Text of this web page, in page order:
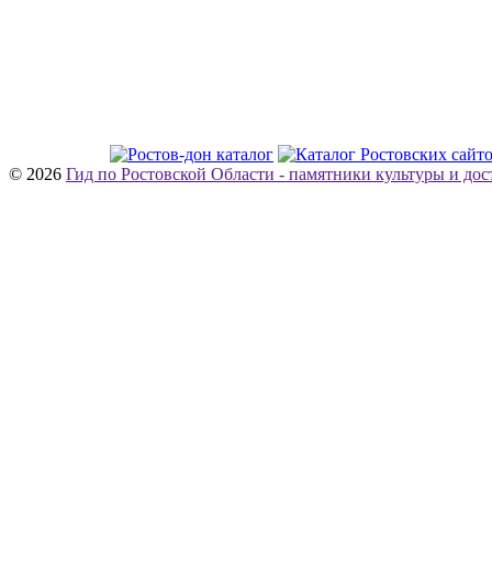
© 2026 Гид по Ростовской Области - памятники культуры и